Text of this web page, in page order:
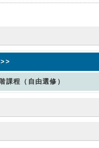
課程（自由選修）